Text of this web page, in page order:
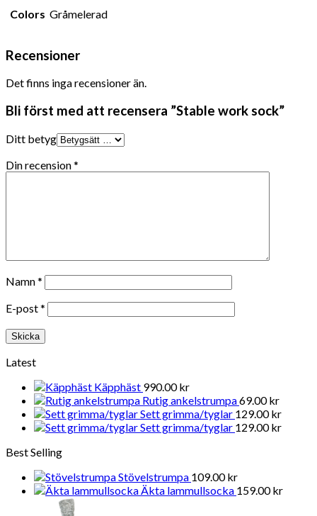
Colors Gråmelerad
Recensioner
Det finns inga recensioner än.
Bli först med att recensera ”Stable work sock”
Ditt betyg
Din recension*
Namn*
E-post*
Latest
Käpphäst 990.00kr
Rutig ankelstrumpa69.00kr
Sett grimma/tyglar 129.00kr
Sett grimma/tyglar 129.00kr
Best Selling
Stövelstrumpa 109.00kr
Äkta lammullsocka 159.00kr